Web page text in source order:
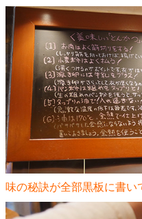
味の秘訣が全部黒板に書い